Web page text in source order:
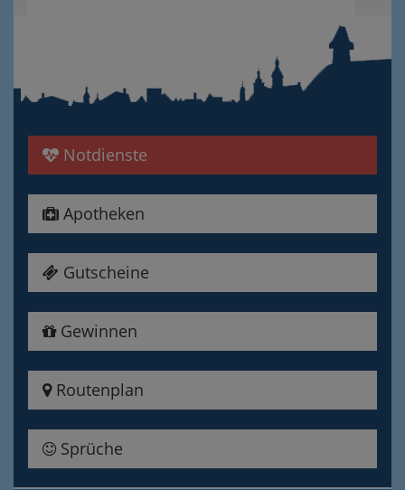
Notdienste
Apotheken
Gutscheine
Gewinnen
Routenplan
Sprüche